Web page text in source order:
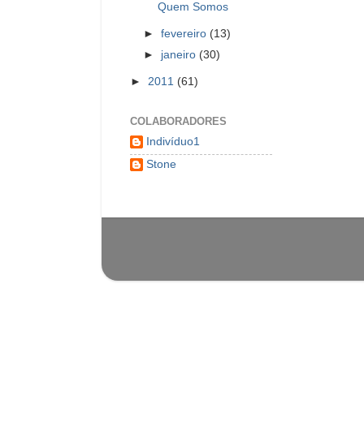
Quem Somos
►fevereiro (13)
► janeiro (30)
► 2011 (61)
COLABORADORES
Indivíduo1
Stone